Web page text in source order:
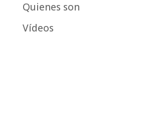
Quienes son
Vídeos